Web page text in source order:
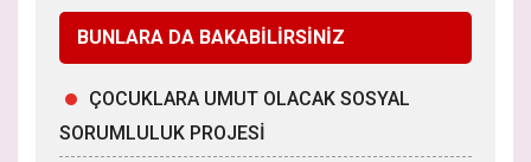
BUNLARA DA BAKABİLİRSİNİZ
ÇOCUKLARA UMUT OLACAK SOSYAL
SORUMLULUK PROJESİ